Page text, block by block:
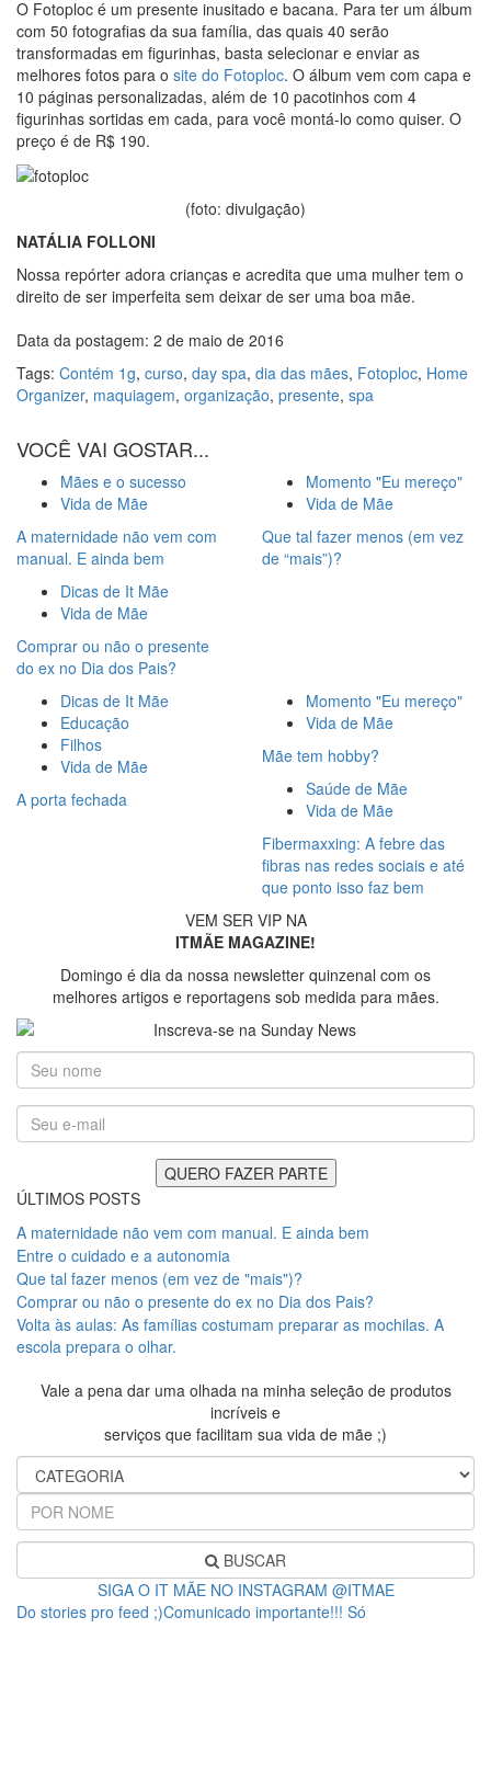
O Fotoploc é um presente inusitado e bacana. Para ter um álbum
com 50 fotografias da sua família, das quais 40 serão
transformadas em figurinhas, basta selecionar e enviar as
melhores fotos para o site do Fotoploc. O álbum vem com capa e
10 páginas personalizadas, além de 10 pacotinhos com 4
figurinhas sortidas em cada, para você montá-lo como quiser. O
preço é de R$ 190.
(foto: divulgação)
NATÁLIA FOLLONI
Nossa repórter adora crianças e acredita que uma mulher tem o
direito de ser imperfeita sem deixar de ser uma boa mãe.
Data da postagem: 2 de maio de 2016
Tags: Contém 1g, curso, day spa, dia das mães, Fotoploc, Home
Organizer, maquiagem, organização, presente, spa
VOCÊ VAI GOSTAR...
Mães e o sucesso
Vida de Mãe
A maternidade não vem com
manual. E ainda bem
Momento "Eu mereço"
Vida de Mãe
Que tal fazer menos (em vez
de “mais”)?
Dicas de It Mãe
Vida de Mãe
Comprar ou não o presente
do ex no Dia dos Pais?
Dicas de It Mãe
Educação
Filhos
Vida de Mãe
A porta fechada
Momento "Eu mereço"
Vida de Mãe
Mãe tem hobby?
Saúde de Mãe
Vida de Mãe
Fibermaxxing: A febre das
fibras nas redes sociais e até
que ponto isso faz bem
VEM SER VIP NA
ITMÃE MAGAZINE!
Domingo é dia da nossa newsletter quinzenal com os
melhores artigos e reportagens sob medida para mães.
ÚLTIMOS POSTS
A maternidade não vem com manual. E ainda bem
Entre o cuidado e a autonomia
Que tal fazer menos (em vez de "mais")?
Comprar ou não o presente do ex no Dia dos Pais?
Volta às aulas: As famílias costumam preparar as mochilas. A
escola prepara o olhar.
Vale a pena dar uma olhada na minha seleção de produtos
incríveis e
serviços que facilitam sua vida de mãe ;)
BUSCAR
SIGA O IT MÃE NO INSTAGRAM @ITMAE
Do stories pro feed ;)Comunicado importante!!! Só